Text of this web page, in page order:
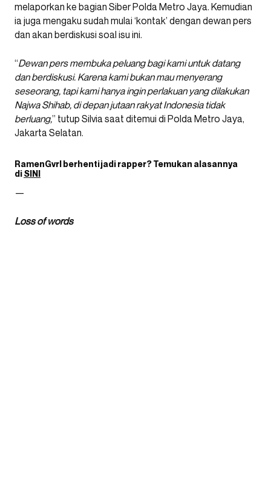
melaporkan ke bagian Siber Polda Metro Jaya. Kemudian
ia juga mengaku sudah mulai ‘kontak’ dengan dewan pers
dan akan berdiskusi soal isu ini.
“Dewan pers membuka peluang bagi kami untuk datang
dan berdiskusi. Karena kami bukan mau menyerang
seseorang, tapi kami hanya ingin perlakuan yang dilakukan
Najwa Shihab, di depan jutaan rakyat Indonesia tidak
berluang,” tutup Silvia saat ditemui di Polda Metro Jaya,
Jakarta Selatan.
RamenGvrlberhenti jadi rapper? Temukan alasannya
diSINI
—
Loss of words